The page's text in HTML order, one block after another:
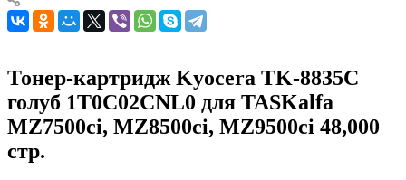
Тонер-картридж Kyocera TK-8835C
голуб 1T0C02CNL0 для TASKalfa
MZ7500ci, MZ8500ci, MZ9500ci 48,000
стр.